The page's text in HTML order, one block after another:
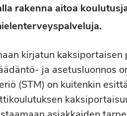
rakenna aitoa
kirjatun
ja asetusluonnos
(STM) on kuitenkin